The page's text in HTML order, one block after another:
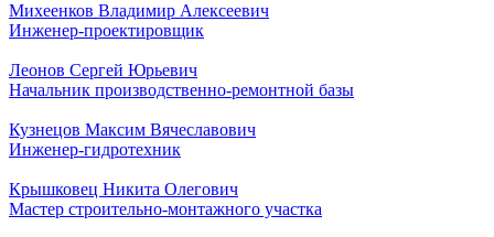
Михеенков Владимир Алексеевич
Инженер-проектировщик
Леонов Сергей Юрьевич
Начальник производственно-ремонтной базы
Кузнецов Максим Вячеславович
Инженер-гидротехник
Крышковец Никита Олегович
Мастер строительно-монтажного участка